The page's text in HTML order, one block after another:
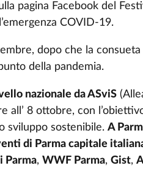
pagina Facebook del
COVID-19.
dopo che la
della pandemia.
nazionale da ASviS
all’ 8 ottobre, con
sviluppo sostenibile. A
di Parma capitale
Parma, WWF Parma, Gist,